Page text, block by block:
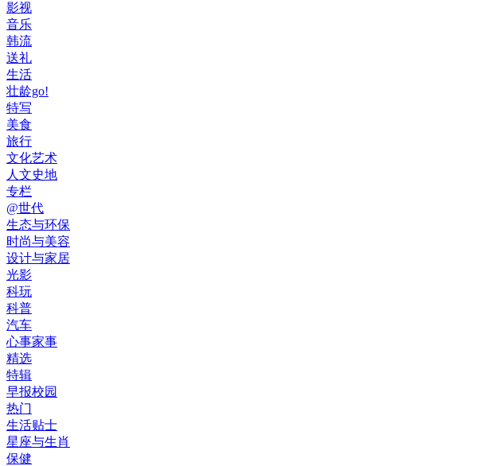
影视
音乐
韩流
送礼
生活
壮龄go!
特写
美食
旅行
文化艺术
人文史地
专栏
@世代
生态与环保
时尚与美容
设计与家居
光影
科玩
科普
汽车
心事家事
精选
特辑
早报校园
热门
生活贴士
星座与生肖
保健